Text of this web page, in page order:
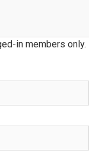
in members only.